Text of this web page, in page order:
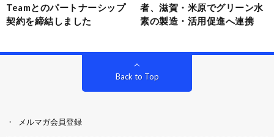
Teamとのパートナーシップ
契約を締結しました
者、滋賀・米原でグリーン水
素の製造・活用促進へ連携
Back to Top
メルマガ会員登録